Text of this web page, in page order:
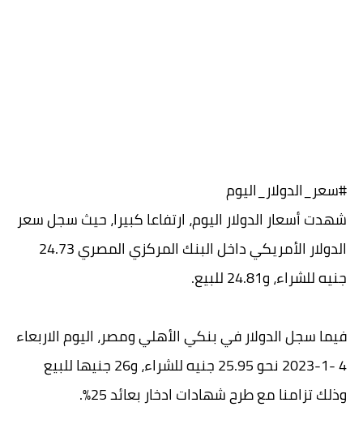
#سعر_الدولار_اليوم
شهدت أسعار الدولار اليوم، ارتفاعا كبيرا، حيث سجل سعر
الدولار الأمريكي داخل البنك المركزي المصري 24.73
جنيه للشراء، و24.81 للبيع.
فيما سجل الدولار في بنكي الأهلي ومصر، اليوم الاربعاء
4 -1-2023 نحو 25.95 جنيه للشراء، و26 جنيها للبيع
وذلك تزامنا مع طرح شهادات ادخار بعائد 25%.